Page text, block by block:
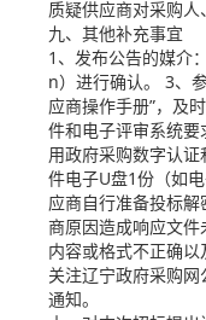
质疑供应商对采购
九、其他补充事宜
1、发布公告的媒介
n）进行确认。 3、
应商操作手册”，及
件和电子评审系统
用政府采购数字认
件电子U盘1份（如
应商自行准备投标
商原因造成响应文
内容或格式不正确
关注辽宁政府采购
通知。